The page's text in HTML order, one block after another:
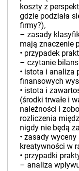
koszty z
gdzie podziała
firmy?),
– zasady
mają znaczenie
• przypadek
– czytanie
• istota i analiza
finansowych
• istota i
(środki trwałe i
należności i
rozliczenia
nigdy nie będą
• zasady
kreatywności w
• przypadki
– analiza